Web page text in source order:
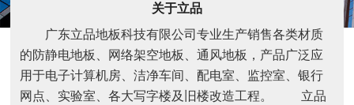
关于立品
广东立品地板科技有限公司专业生产销售各类材质
的防静电地板、网络架空地板、通风地板，产品广泛应
用于电子计算机房、洁净车间、配电室、监控室、银行
网点、实验室、各大写字楼及旧楼改造工程。 立品